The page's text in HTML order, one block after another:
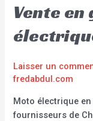
Vente en
Laisser un
fredabdul.com
Moto électrique
fournisseurs de